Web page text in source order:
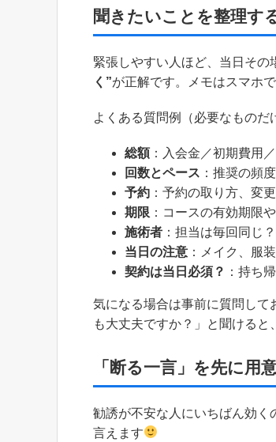
聞きたいことを整理す
緊張しやすい人ほど、当日その
く”が正解です。メモはスマホ
よくある質問例（必要なものだ
総額：入会金／初期費用
回数とペース ：推奨の頻
予約 ：予約の取り方、変
期限 ：コースの有効期限
施術者 ：担当は毎回同じ
当日の注意 ：メイク、服
契約は当日必須？ ：持ち
気になる場合は事前に質問して
も大丈夫ですか？」と聞けると
「断る一言」を先に用
勧誘が不安な人にいちばん効く
言えます